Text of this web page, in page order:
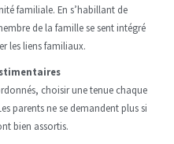
familiale. En s’habillant de
de la famille se sent intégré
les liens familiaux.
choisir une tenue chaque
parents ne se demandent plus si
bien assortis.